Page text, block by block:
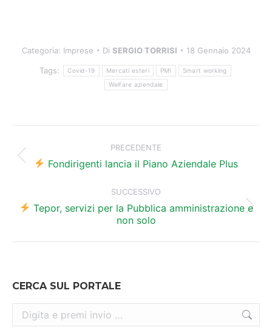
Categoria: Imprese Di SERGIO TORRISI 18 Gennaio 2024
Tags: Covid-19 Mercati esteri PMI
Smart working
Welfare aziendale
tra
PRECEDENTE
Post
Fondirigenti lancia il Piano Aziendale Plus
SUCCESSIVO
Prossimo
post:
Tepor, servizi per la Pubblica amministrazione e
non solo
CERCA SUL PORTALE
Cerca: